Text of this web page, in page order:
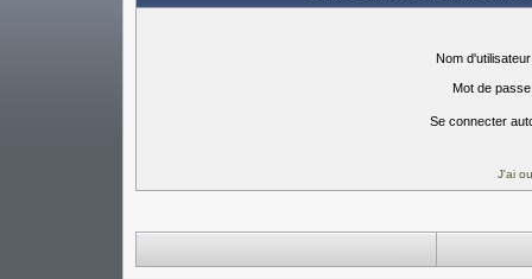
Nom
Mot de
Se connecter
J'ai